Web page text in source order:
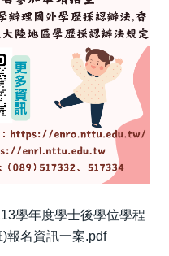
學年度學士後學位學程
報名資訊一案.pdf